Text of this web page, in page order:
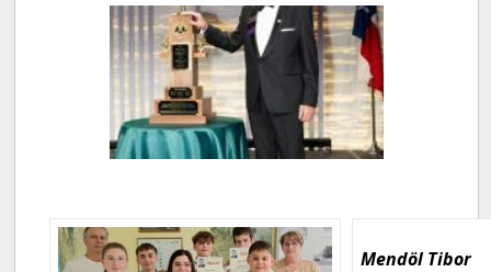
Mendöl Tibor